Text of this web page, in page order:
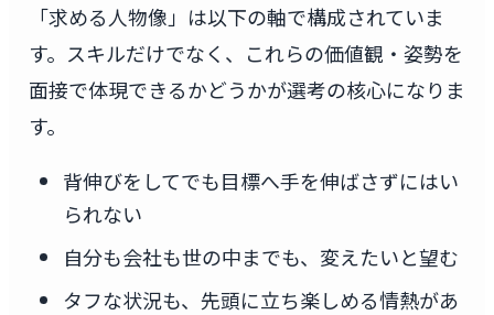
「求める人物像」は以下の軸で構成されていま
す。スキルだけでなく、これらの価値観・姿勢を
面接で体現できるかどうかが選考の核心になりま
す。
背伸びをしてでも目標へ手を伸ばさずにはい
られない
自分も会社も世の中までも、変えたいと望む
タフな状況も、先頭に立ち楽しめる情熱があ